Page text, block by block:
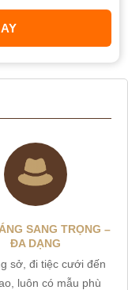
SANG TRỌNG –
ĐA DẠNG
sở, đi tiệc cưới đến
luôn có mẫu phù